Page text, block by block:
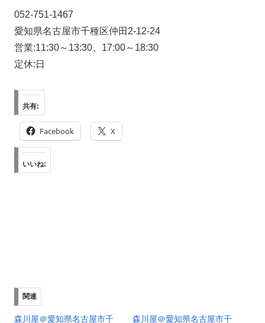
052-751-1467
愛知県名古屋市千種区仲田2-12-24
営業:11:30～13:30、17:00～18:30
定休:日
共有:
Facebook X
いいね:
関連
森川屋＠愛知県名古屋市千
森川屋＠愛知県名古屋市千